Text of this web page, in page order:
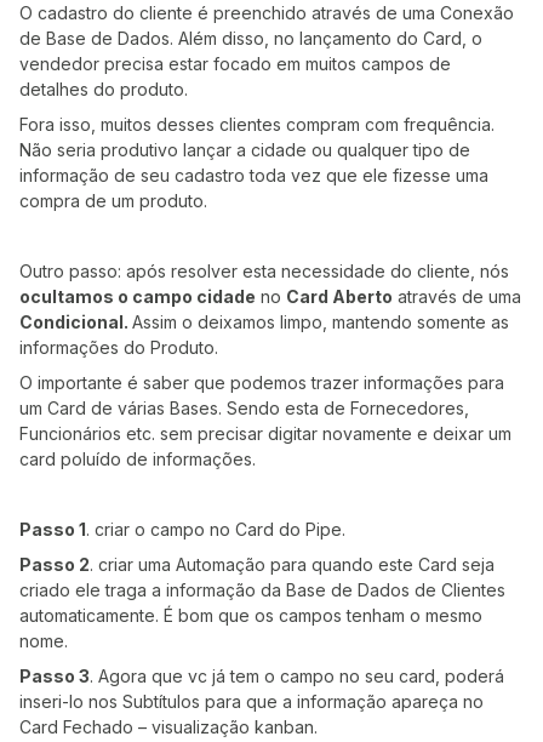
O cadastro do cliente é preenchido através de uma Conexão
de Base de Dados. Além disso, no lançamento do Card, o
vendedor precisa estar focado em muitos campos de
detalhes do produto.
Fora isso, muitos desses clientes compram com frequência.
Não seria produtivo lançar a cidade ou qualquer tipo de
informação de seu cadastro toda vez que ele fizesse uma
compra de um produto.
Outro passo: após resolver esta necessidade do cliente, nós
ocultamos o campo cidade no Card Aberto através de uma
Condicional. Assim o deixamos limpo, mantendo somente as
informações do Produto.
O importante é saber que podemos trazer informações para
um Card de várias Bases. Sendo esta de Fornecedores,
Funcionários etc. sem precisar digitar novamente e deixar um
card poluído de informações.
Passo 1. criar o campo no Card do Pipe.
Passo 2. criar uma Automação para quando este Card seja
criado ele traga a informação da Base de Dados de Clientes
automaticamente. É bom que os campos tenham o mesmo
nome.
Passo 3. Agora que vc já tem o campo no seu card, poderá
inseri-lo nos Subtítulos para que a informação apareça no
Card Fechado – visualização kanban.